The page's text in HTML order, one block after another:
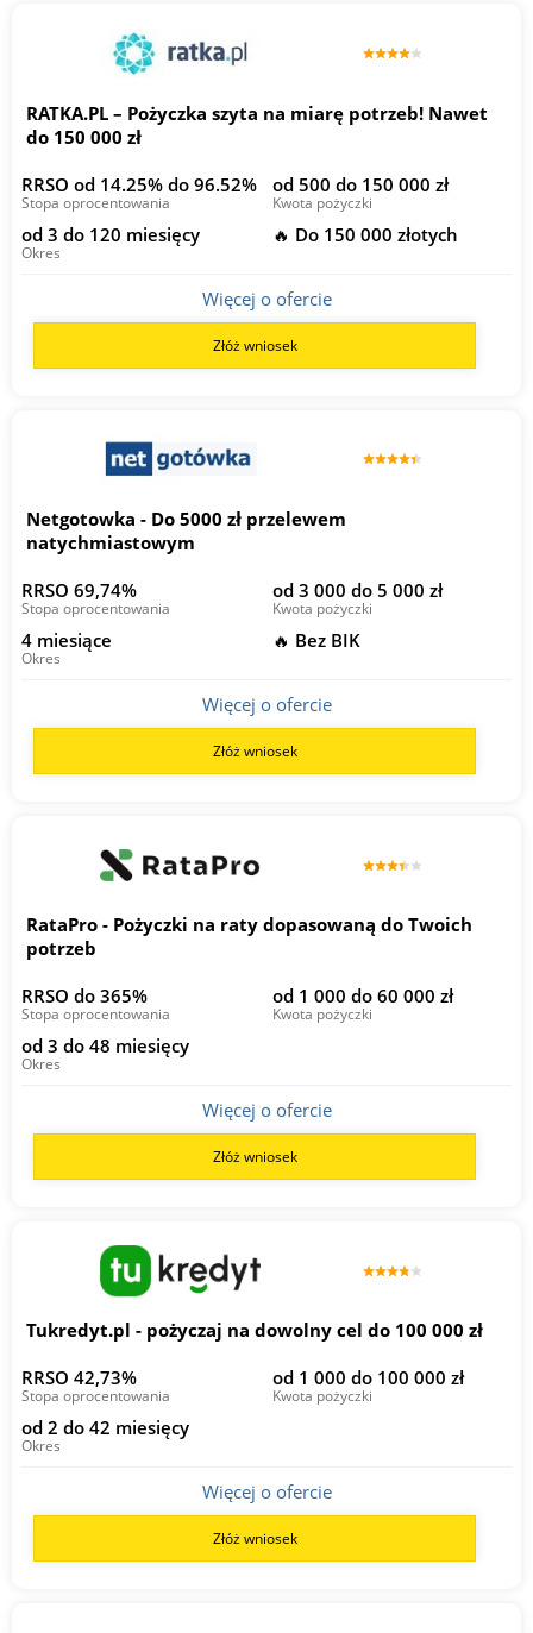
RATKA.PL – Pożyczka szyta na miarę potrzeb! Nawet
do 150 000 zł
RRSO od 14.25% do 96.52%
Stopa oprocentowania
od 500 do 150 000 zł
Kwota pożyczki
od 3 do 120 miesięcy
Okres
🔥 Do 150 000 złotych
Więcej o ofercie
Złóż wniosek
Netgotowka - Do 5000 zł przelewem
natychmiastowym
RRSO 69,74%
Stopa oprocentowania
od 3 000 do 5 000 zł
Kwota pożyczki
4 miesiące
Okres
🔥 Bez BIK
Więcej o ofercie
Złóż wniosek
RataPro - Pożyczki na raty dopasowaną do Twoich
potrzeb
RRSO do 365%
Stopa oprocentowania
od 1 000 do 60 000 zł
Kwota pożyczki
od 3 do 48 miesięcy
Okres
Więcej o ofercie
Złóż wniosek
Tukredyt.pl - pożyczaj na dowolny cel do 100 000 zł
RRSO 42,73%
Stopa oprocentowania
od 1 000 do 100 000 zł
Kwota pożyczki
od 2 do 42 miesięcy
Okres
Więcej o ofercie
Złóż wniosek